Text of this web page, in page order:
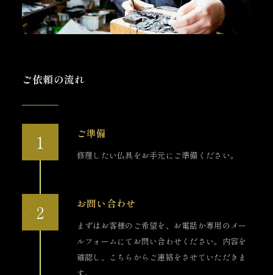
ご依頼の流れ
ご準備
修理したい仏具をお手元にご準備ください。
お問い合わせ
まずはお客様のご希望を、お電話か専用のメー
ルフォームにてお問い合わせください。内容を
確認し、こちらからご連絡をさせていただきま
す。